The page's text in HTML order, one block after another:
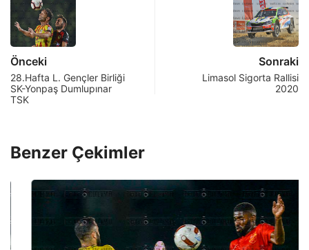
Önceki
28.Hafta L. Gençler Birliği
SK-Yonpaş Dumlupınar
TSK
Sonraki
Limasol Sigorta Rallisi
2020
Benzer Çekimler